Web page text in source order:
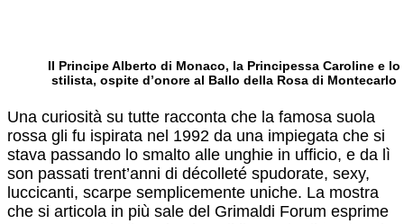
Il Principe Alberto di Monaco, la Principessa Caroline e lo
stilista, ospite d’onore al Ballo della Rosa di Montecarlo
Una curiosità su tutte racconta che la famosa suola
rossa gli fu ispirata nel 1992 da una impiegata che si
stava passando lo smalto alle unghie in ufficio, e da lì
son passati trent’anni di décolleté spudorate, sexy,
luccicanti, scarpe semplicemente uniche. La mostra
che si articola in più sale del Grimaldi Forum esprime